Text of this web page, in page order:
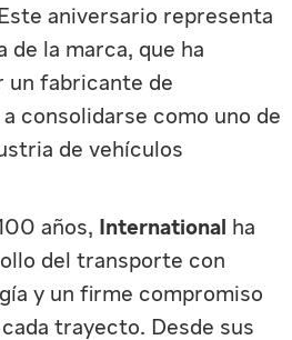
aniversario representa
la marca, que ha
un fabricante de
consolidarse como uno de
de vehículos
años, International ha
del transporte con
y un firme compromiso
trayecto. Desde sus